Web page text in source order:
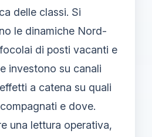
delle classi. Si
le dinamiche Nord-
di posti vacanti e
investono su canali
a catena su quali
e dove.
una lettura operativa,